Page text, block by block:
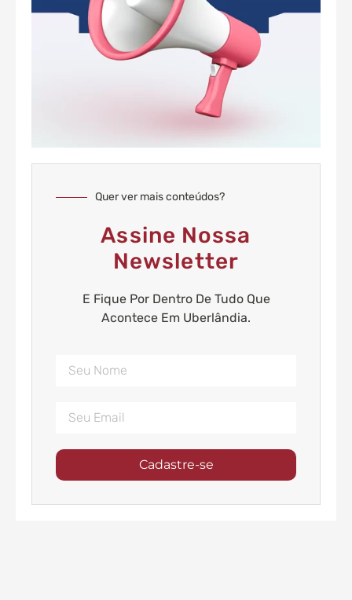
Quer ver mais conteúdos?
Assine Nossa
Newsletter
E Fique Por Dentro De Tudo Que
Acontece Em Uberlândia.
Cadastre-se